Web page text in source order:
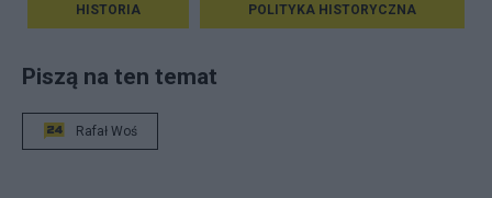
HISTORIA POLITYKA HISTORYCZNA
Piszą na ten temat
Rafał Woś